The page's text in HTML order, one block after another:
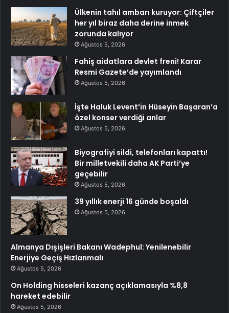
Ülkenin tahıl ambarı kuruyor: Çiftçiler
her yıl biraz daha derine inmek
zorunda kalıyor
Ağustos 5, 2026
Fahiş aidatlara devlet freni! Karar
Resmi Gazete’de yayımlandı
Ağustos 5, 2026
İşte Haluk Levent’in Hüseyin Başaran’a
özel konser verdiği anlar
Ağustos 5, 2026
Biyografiyi sildi, telefonları kapattı!
Bir milletvekili daha AK Parti’ye
geçebilir
Ağustos 5, 2026
39 yıllık enerji 16 günde boşaldı
Ağustos 5, 2026
Almanya Dışişleri Bakanı Wadephul: Yenilenebilir
Enerjiye Geçiş Hızlanmalı
Ağustos 5, 2026
On Holding hisseleri kazanç açıklamasıyla %8,8
hareket edebilir
Ağustos 5, 2026